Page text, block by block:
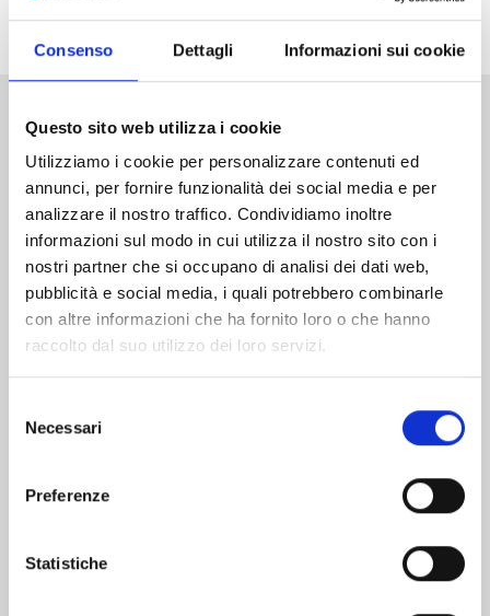
Consenso Dettagli Informazioni sui cookie
Questo sito web utilizza i cookie
Utilizziamo i cookie per personalizzare contenuti ed
annunci, per fornire funzionalità dei social media e per
analizzare il nostro traffico. Condividiamo inoltre
informazioni sul modo in cui utilizza il nostro sito con i
nostri partner che si occupano di analisi dei dati web,
pubblicità e social media, i quali potrebbero combinarle
con altre informazioni che ha fornito loro o che hanno
raccolto dal suo utilizzo dei loro servizi.
delNecessari
Preferenze
Statistiche
tostissima ragazza è pronta a entrare in scena!
Altri volumi della serie